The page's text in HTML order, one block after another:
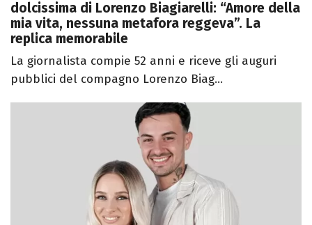
dolcissima di Lorenzo Biagiarelli: “Amore della
mia vita, nessuna metafora reggeva”. La
replica memorabile
La giornalista compie 52 anni e riceve gli auguri
pubblici del compagno Lorenzo Biag...